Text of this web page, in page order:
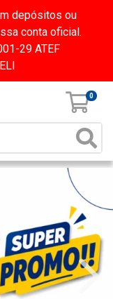
depósitos ou
conta oficial.
29 ATEF
0